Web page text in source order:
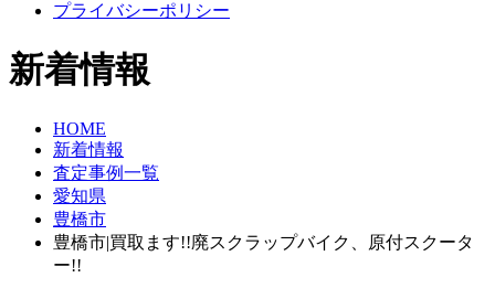
プライバシーポリシー
新着情報
HOME
新着情報
査定事例一覧
愛知県
豊橋市
豊橋市|買取ます!!廃スクラップバイク、原付スクータ
ー!!